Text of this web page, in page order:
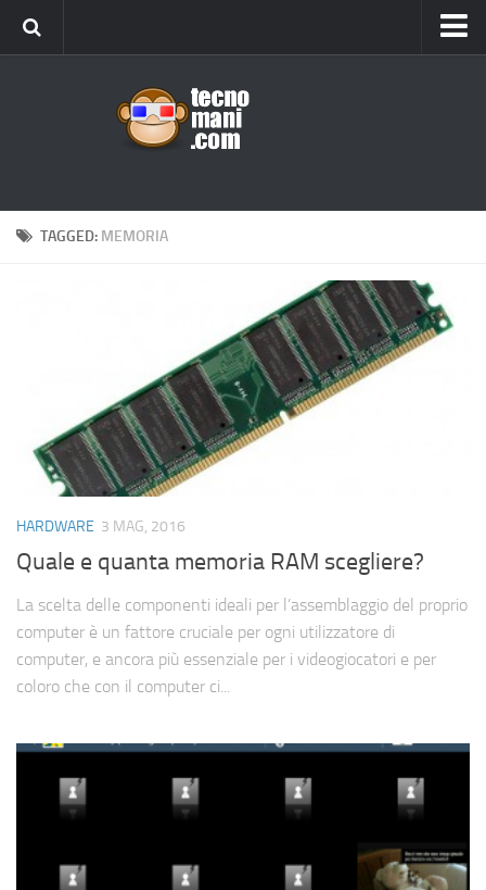
Windows
Contact Us
Privacy
Cerca
TAGGED: MEMORIA
HARDWARE 3 MAG, 2016
Quale e quanta memoria RAM scegliere?
La scelta delle componenti ideali per l’assemblaggio del proprio
computer è un fattore cruciale per ogni utilizzatore di
computer, e ancora più essenziale per i videogiocatori e per
coloro che con il computer ci...